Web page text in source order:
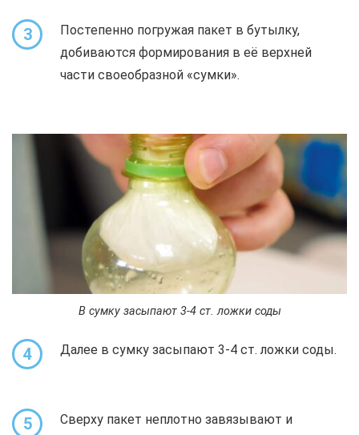
3
Постепенно погружая пакет в бутылку,
добиваются формирования в её верхней
части своеобразной «сумки».
В сумку засыпают 3-4 ст. ложки соды
4 Далее в сумку засыпают 3-4 ст. ложки соды.
5
Сверху пакет неплотно завязывают и